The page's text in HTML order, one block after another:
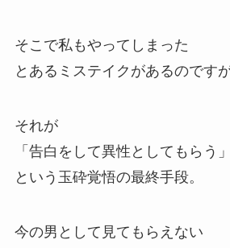
そこで私もやってしまった
とあるミステイクがあるのですが
それが
「告白をして異性としてもらう」
という玉砕覚悟の最終手段。
今の男として見てもらえない